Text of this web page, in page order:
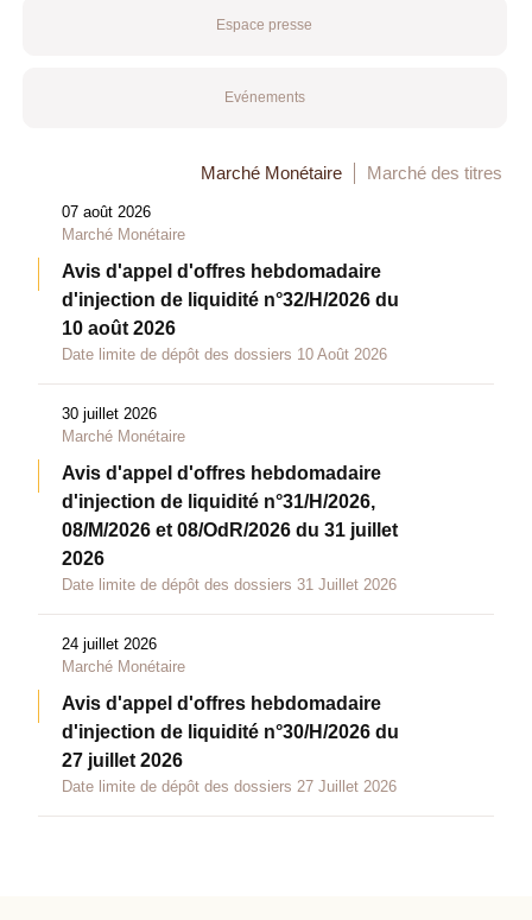
Espace presse
Evénements
Marché Monétaire Marché des titres
07 août 2026
Marché Monétaire
Avis d'appel d'offres hebdomadaire
d'injection de liquidité n°32/H/2026 du
10 août 2026
Date limite de dépôt des dossiers 10 Août 2026
30 juillet 2026
Marché Monétaire
Avis d'appel d'offres hebdomadaire
d'injection de liquidité n°31/H/2026,
08/M/2026 et 08/OdR/2026 du 31 juillet
2026
Date limite de dépôt des dossiers 31 Juillet 2026
24 juillet 2026
Marché Monétaire
Avis d'appel d'offres hebdomadaire
d'injection de liquidité n°30/H/2026 du
27 juillet 2026
Date limite de dépôt des dossiers 27 Juillet 2026